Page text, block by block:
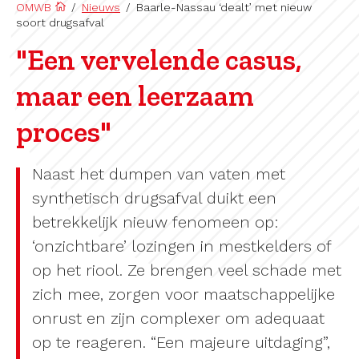
OMWB / Nieuws / Baarle-Nassau ‘dealt’ met nieuw
soort drugsafval
"Een vervelende casus,
maar een leerzaam
proces"
Naast het dumpen van vaten met
synthetisch drugsafval duikt een
betrekkelijk nieuw fenomeen op:
‘onzichtbare’ lozingen in mestkelders of
op het riool. Ze brengen veel schade met
zich mee, zorgen voor maatschappelijke
onrust en zijn complexer om adequaat
op te reageren. “Een majeure uitdaging”,